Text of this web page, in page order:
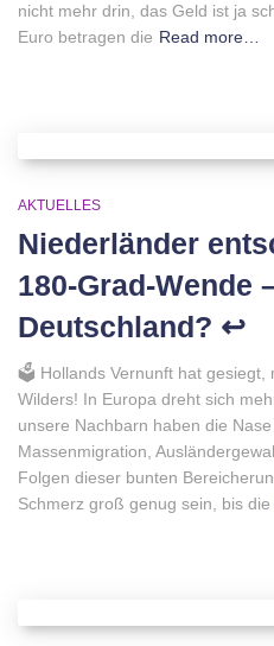
nicht mehr drin, das Geld ist ja
Euro betragen die Read more…
AKTUELLES
Niederländer
180-Grad-Wende
Deutschland? ↩️
🗳 Hollands Vernunft hat gesiegt,
Wilders! In Europa dreht sich
unsere Nachbarn haben die
Massenmigration,
Folgen dieser bunten
Schmerz groß genug sein, bis die